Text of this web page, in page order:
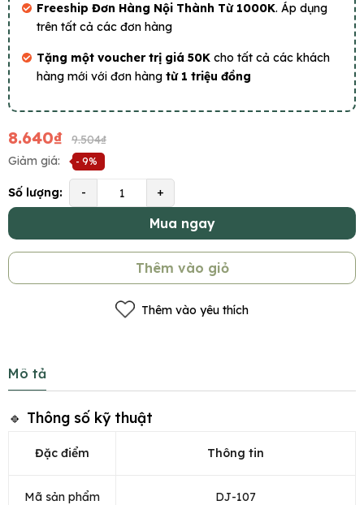
Freeship Đơn Hàng Nội Thành Từ 1000K. Áp dụng
trên tất cả các đơn hàng
Tặng một voucher trị giá 50K cho tất cả các khách
hàng mới với đơn hàng từ 1 triệu đồng
8.640₫
9.504₫
Giảm giá:
- 9%
Số lượng: - +
Mua ngay
Thêm vào giỏ
Thêm vào yêu thích
Mô tả
🔹 Thông số kỹ thuật
Đặc điểm Thông tin
Mã sản phẩm DJ-107